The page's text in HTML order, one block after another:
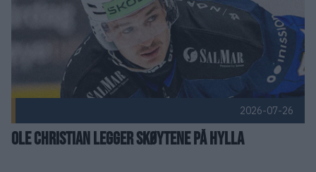
2026-07-26
Ole Christian legger skøytene på hylla